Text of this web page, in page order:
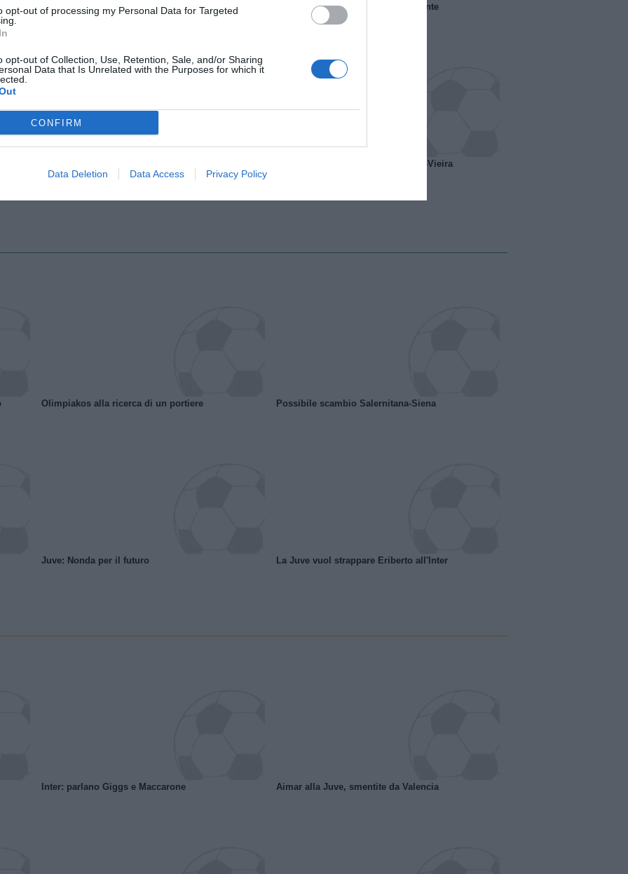
opt-out of processing my Personal Data for Targeted
opt-out of Collection, Use, Retention, Sale, and/or Sharing
Data that Is Unrelated with the Purposes for which it
CONFIRM
Data Deletion Data Access Privacy Policy
Il Rayo Vallecano spinge per Zamorano Francia, il Marsiglia senza presidente
A gennaio ipotesi scambio Davids-Vieira
Olimpiakos alla ricerca di un portiere Possibile scambio Salernitana-Siena
Juve: Nonda per il futuro La Juve vuol strappare Eriberto all'Inter
Inter: parlano Giggs e Maccarone Aimar alla Juve, smentite da Valencia